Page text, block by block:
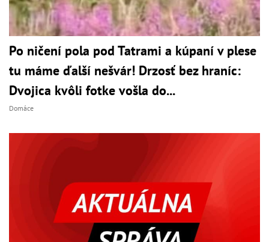
Po ničení pola pod Tatrami a kúpaní v plese
tu máme ďalší nešvár! Drzosť bez hraníc:
Dvojica kvôli fotke vošla do...
Domáce